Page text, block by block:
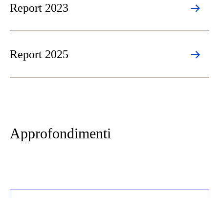
Report 2023
Report 2025
Approfondimenti